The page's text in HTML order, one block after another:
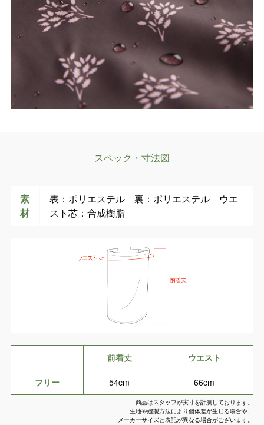
スペック・寸法図
素
材
表：ポリエステル 裏：ポリエステル ウエ
スト芯：合成樹脂
前着丈 ウエスト
フリー 54cm 66cm
商品はスタッフが実寸を計測しております。
生地や縫製方法により個体差が生じる場合や、
メーカーサイズと表記が異なる場合がございます。